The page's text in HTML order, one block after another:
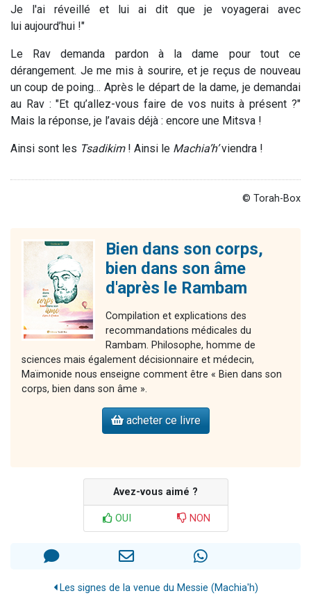
Je l'ai réveillé et lui ai dit que je voyagerai avec
lui aujourd’hui !"
Le Rav demanda pardon à la dame pour tout ce
dérangement. Je me mis à sourire, et je reçus de nouveau
un coup de poing… Après le départ de la dame, je demandai
au Rav : "Et qu’allez-vous faire de vos nuits à présent ?"
Mais la réponse, je l’avais déjà : encore une Mitsva !
Ainsi sont les Tsadikim! Ainsi le Machia’h’viendra !
© Torah-Box
Bien dans son corps,
bien dans son âme
d'après le Rambam
Compilation et explications des
recommandations médicales du
Rambam. Philosophe, homme de
sciences mais également décisionnaire et médecin,
Maïmonide nous enseigne comment être « Bien dans son
corps, bien dans son âme ».
acheter ce livre
Avez-vous aimé ?
OUI NON
Les signes de la venue du Messie (Machia'h)